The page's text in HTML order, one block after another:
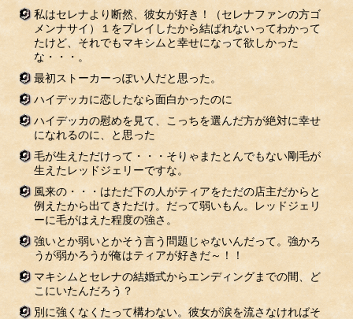
私はセレナより断然、彼女が好き！（セレナファンの方ゴ
メンナサイ）１をプレイしたから結ばれないってわかって
たけど、それでもマキシムと幸せになって欲しかった
な・・・。
最初ストーカーっぽい人だと思った。
ハイデッカに恋したなら面白かったのに
ハイデッカの慰めを見て、こっちを選んだ方が絶対に幸せ
になれるのに、と思った
毛が生えただけって・・・そりゃまたとんでもない剛毛が
生えたレッドジェリーですな。
風来の・・・はただ下の人がティアをただの店主だからと
例えたから出てきただけ。だって弱いもん。レッドジェリ
ーに毛がはえた程度の強さ。
強いとか弱いとかそう言う問題じゃないんだって。強かろ
うが弱かろうが俺はティアが好きだ～！！
マキシムとセレナの結婚式からエンディングまでの間、ど
こにいたんだろう？
別に強くなくたって構わない。彼女が涙を流さなければそ